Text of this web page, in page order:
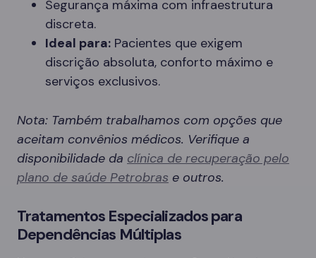
Segurança máxima com infraestrutura
discreta.
Ideal para: Pacientes que exigem
discrição absoluta, conforto máximo e
serviços exclusivos.
Nota: Também trabalhamos com opções que
aceitam convênios médicos. Verifique a
disponibilidade da clínica de recuperação pelo
plano de saúde Petrobras e outros.
Tratamentos Especializados para
Dependências Múltiplas